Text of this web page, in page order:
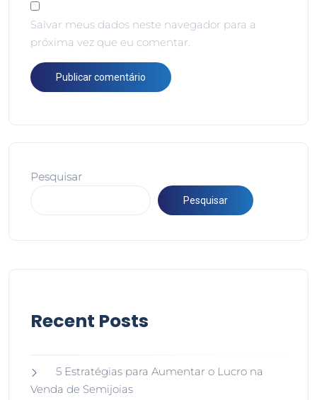
Salvar meus dados neste navegador para a
próxima vez que eu comentar.
Pesquisar
Pesquisar
Recent Posts
5 Estratégias para Aumentar o Lucro na
Venda de Semijoias